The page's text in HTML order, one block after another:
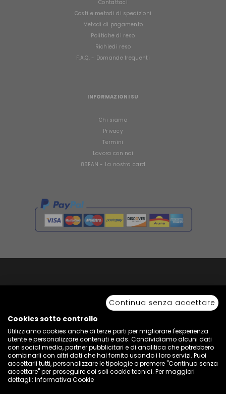
Contattaci
Costi e metodi di spedizioni
Metodi di pagamento
Politiche di reso
Richiedi reso
F.A.Q. - Domande frequenti
INFORMAZIONI SU
Chi siamo
Privacy
Termini
Lavora con noi
85FAN - La nostra card
anche parziale.
Via Piave Km 68,600 • 04100 Latina, Italia | P.IVA 01222400598 • N° REA LT -
77855
Continua senza accettare
Cookies sotto controllo
Utilizziamo cookies anche di terze parti per migliorare l'esperienza
utente e personalizzare contenuti e ads. Condividiamo alcuni dati
con social media, partner pubblicitari e di analitica che potrebbero
combinarli con altri dati che hai fornito usando i loro servizi. Puoi
accettarli tutti, personalizzare le tipologie o premere "Continua senza
accettare" per proseguire coi soli cookie tecnici. Per maggiori
dettagli: Informativa Cookie